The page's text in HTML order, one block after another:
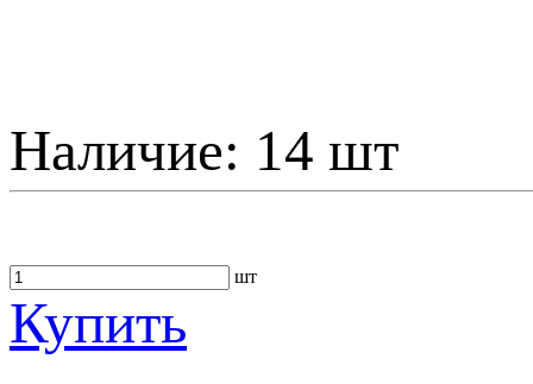
Наличие: 14 шт
шт
Купить